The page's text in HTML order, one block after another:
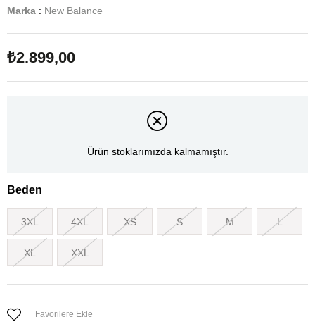
Marka : New Balance
₺2.899,00
Ürün stoklarımızda kalmamıştır.
Beden
3XL 4XL XS S M L
XL XXL
Favorilere Ekle